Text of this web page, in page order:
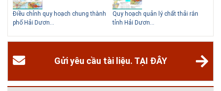
Hà Nội
Ngoài các khách sạn và nhà nghỉ, nhiều du khách có xu hướng tìm đến
Điều chỉnh quy hoạch chung thành
phố Hải Dươn...
Quy hoạch quản lý chất thải rắn
tỉnh Hải Dươn...
Gửi yêu cầu tài liệu. TẠI ĐÂY